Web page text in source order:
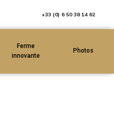
+33 (0) 6 50 38 14 62
Ferme
innovante
Photos